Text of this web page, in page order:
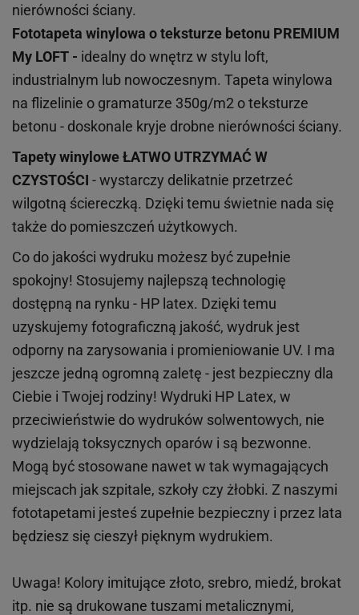
nierówności ściany.
Fototapeta winylowa oteksturze betonu PREMIUM
My LOFT - idealny do wnętrz w stylu loft,
industrialnym lub nowoczesnym. Tapeta winylowa
na flizelinie o gramaturze 350g/m2 o teksturze
betonu - doskonale kryje drobne nierówności ściany.
Tapety winyloweŁATWO UTRZYMAĆ W
CZYSTOŚCI - wystarczy delikatnie przetrzeć
wilgotną ściereczką. Dzięki temu świetnie nada się
także do pomieszczeń użytkowych.
Co do jakości wydruku możesz być zupełnie
spokojny! Stosujemy najlepszą technologię
dostępną na rynku - HP latex. Dzięki temu
uzyskujemy fotograficzną jakość, wydruk jest
odporny na zarysowania i promieniowanie UV. I ma
jeszcze jedną ogromną zaletę - jest bezpieczny dla
Ciebie i Twojej rodziny! Wydruki HP Latex, w
przeciwieństwie do wydruków solwentowych, nie
wydzielają toksycznych oparów i są bezwonne.
Mogą być stosowane nawet w tak wymagających
miejscach jak szpitale, szkoły czy żłobki. Z naszymi
fototapetami jesteś zupełnie bezpieczny i przez lata
będziesz się cieszył pięknym wydrukiem.
Uwaga! Kolory imitujące złoto, srebro, miedź, brokat
itp. nie są drukowane tuszami metalicznymi,